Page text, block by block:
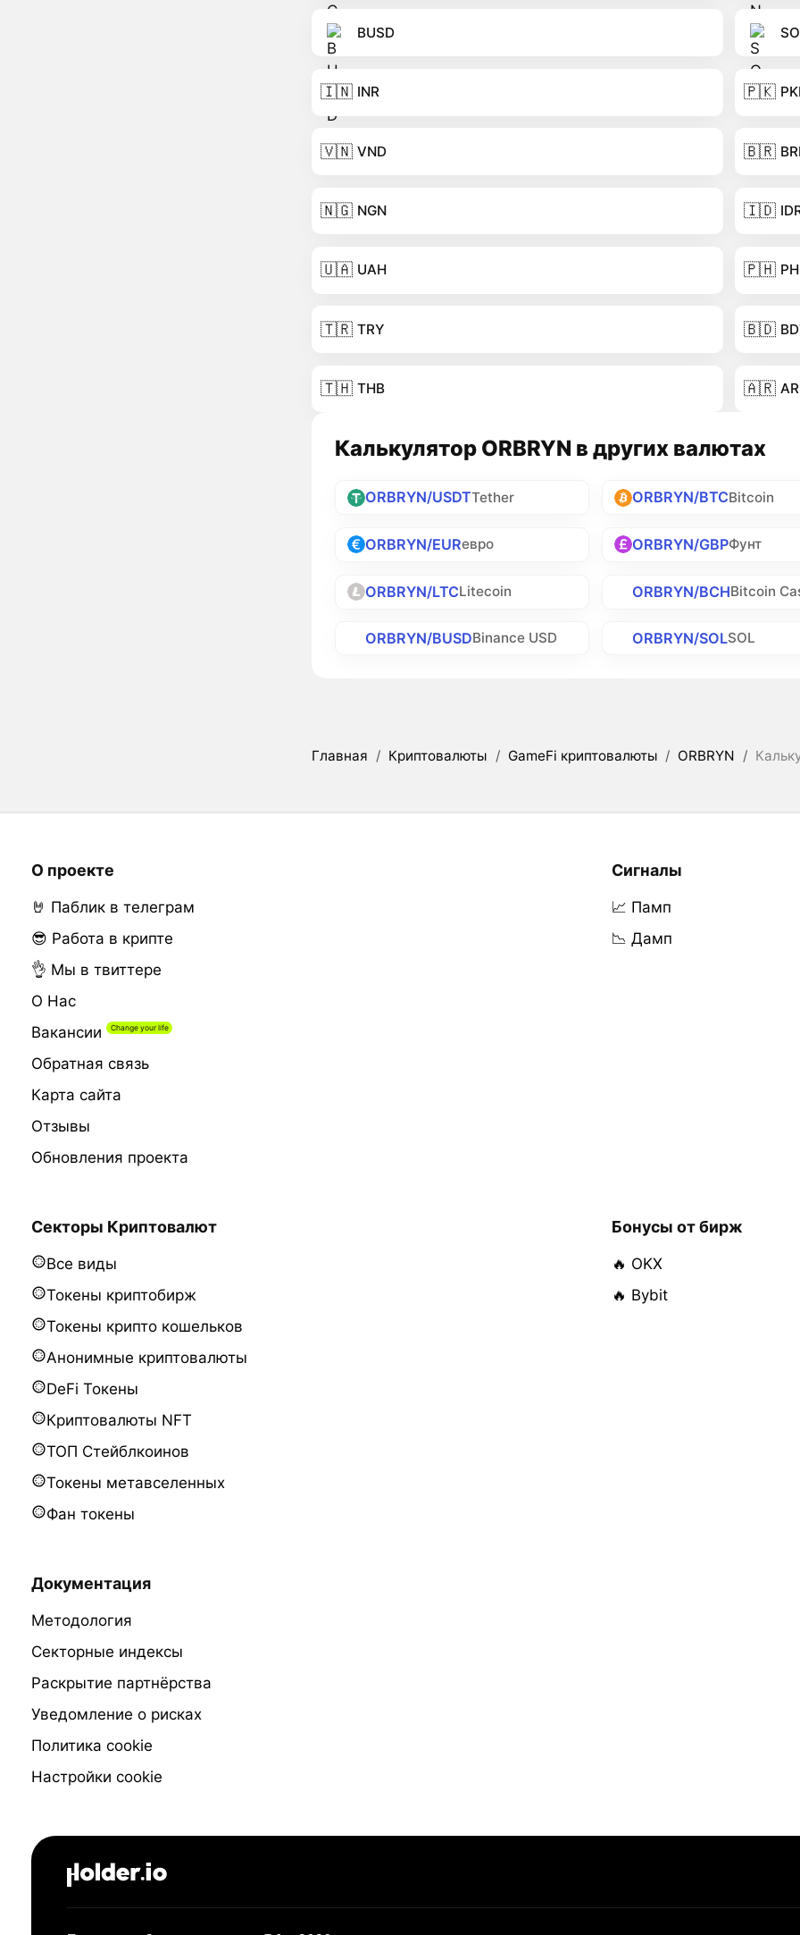
BUSD
🇮🇳 INR 🇵🇰
🇻🇳 VND 🇧🇷
🇳🇬 NGN 🇮🇩
🇺🇦 UAH 🇵🇭
🇹🇷 TRY 🇧🇩
🇹🇭 THB 🇦🇷
Калькулятор ORBRYN в других валютах
ORBRYN/USDTTether ORBRYN/BTCBitcoin
ORBRYN/EURевро ORBRYN/GBPФунт
ORBRYN/LTCLitecoin ORBRYN/BCHBitcoin
ORBRYN/BUSDBinance USD ORBRYN/SOLSOL
Главная / Криптовалюты / GameFi криптовалюты / ORBRYN /
О проекте
🤘 Паблик в телеграм
😎 Работа в крипте
👌 Мы в твиттере
О Нас
Вакансии
Обратная связь
Карта сайта
Отзывы
Обновления проекта
Сигналы
📈 Памп
📉 Дамп
Секторы Криптовалют
Все виды
Токены криптобирж
Токены крипто кошельков
Анонимные криптовалюты
DeFi Токены
Криптовалюты NFT
ТОП Стейблкоинов
Токены метавселенных
Фан токены
Бонусы от бирж
🔥 OKX
🔥 Bybit
Документация
Методология
Секторные индексы
Раскрытие партнёрства
Уведомление о рисках
Политика cookie
Настройки cookie